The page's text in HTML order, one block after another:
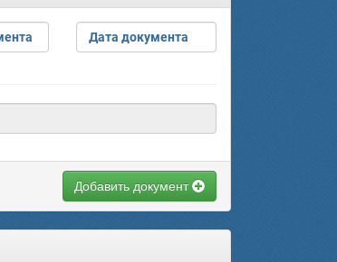
Дата документа
Добавить документ